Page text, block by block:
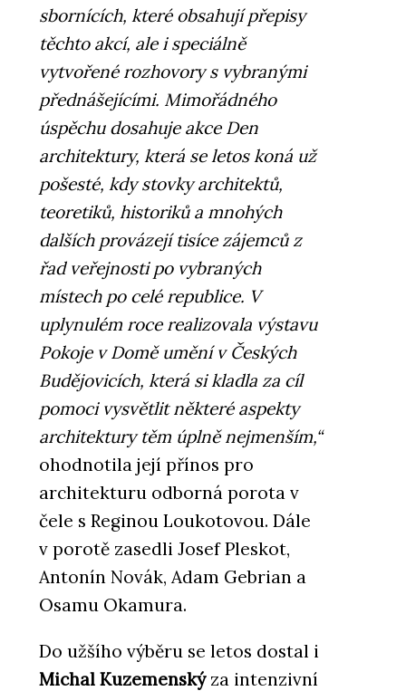
sbornících, které obsahují přepisy
těchto akcí, ale i speciálně
vytvořené rozhovory s vybranými
přednášejícími. Mimořádného
úspěchu dosahuje akce Den
architektury, která se letos koná už
pošesté, kdy stovky architektů,
teoretiků, historiků a mnohých
dalších provázejí tisíce zájemců z
řad veřejnosti po vybraných
místech po celé republice. V
uplynulém roce realizovala výstavu
Pokoje v Domě umění v Českých
Budějovicích, která si kladla za cíl
pomoci vysvětlit některé aspekty
architektury těm úplně nejmenším,“
ohodnotila její přínos pro
architekturu odborná porota v
čele s Reginou Loukotovou. Dále
v porotě zasedli Josef Pleskot,
Antonín Novák, Adam Gebrian a
Osamu Okamura.
Do užšího výběru se letos dostal i
Michal Kuzemenskýza intenzivní